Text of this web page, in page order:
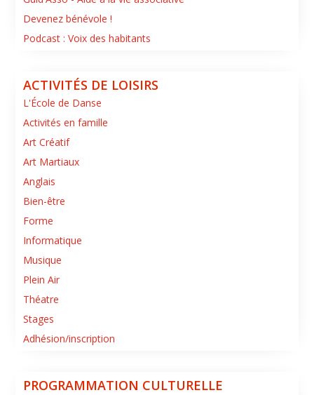
Devenez bénévole !
Podcast : Voix des habitants
ACTIVITÉS DE LOISIRS
L'École de Danse
Activités en famille
Art Créatif
Art Martiaux
Anglais
Bien-être
Forme
Informatique
Musique
Plein Air
Théatre
Stages
Adhésion/inscription
PROGRAMMATION CULTURELLE